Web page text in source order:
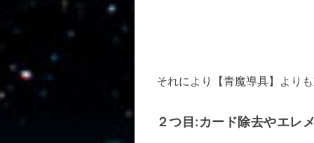
それにより【青魔導具】より
２つ目:カード除去やエレ